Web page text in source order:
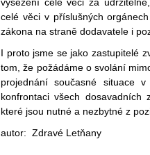
celé věci v příslušných
zákona na straně dodavatele i
I proto jsme se jako zastupitelé
tom, že požádáme o svolání
projednání současné situace
konfrontaci všech dosavadních
které jsou nutné a nezbytné z
autor: Zdravé Letňany